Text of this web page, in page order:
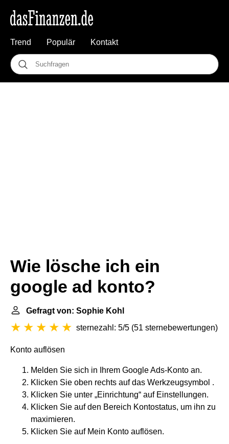
Trend Populär Kontakt
Wie lösche ich ein
google ad konto?
Gefragt von: Sophie Kohl
sternezahl: 5/5 (51 sternebewertungen)
Konto auflösen
Melden Sie sich in Ihrem Google Ads-Konto an.
Klicken Sie oben rechts auf das Werkzeugsymbol .
Klicken Sie unter „Einrichtung“ auf Einstellungen.
Klicken Sie auf den Bereich Kontostatus, um ihn zu
maximieren.
Klicken Sie auf Mein Konto auflösen.